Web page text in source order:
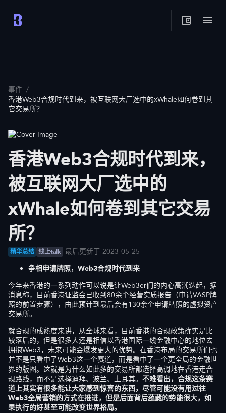
事件 /
香港Web3合规时代到来，被互联网大厂选中的xWhale如何卷到其
它交易所？
香港Web3合规时代到来，
被互联网大厂选中的
xWhale如何卷到其它交易
所？
精华总结 线上talk 最后更新于 2023-05-25
争相申请牌照，Web3合规时代到来
今年来香港的一系列动作可以说是让Web3er们的内心高潮迭起，据
消息称，目前香港证监会已收到80余个经营实质报告（申请VASP牌
照的前置步骤），由此预计到最后会有130余个申请牌照的虚拟资产
交易所。
就合规的成熟度来讲，从全球来看，目前香港的合规政策确实是比
较落后的，但是很多人还是相信以香港国际一线金融中心的地位去
拥抱Web3，未来可能会爆发更大的优势。在香港布局的交易所们也
并不是只看中了Web3这一个赛道，而是看中了一个更全局的金融世
界的版图。这就是为什么如此多的交易所都选择高调地在香港走合
规路线，而不是选择迪拜、波兰、土耳其。 不难看出，合规这条赛
道上其实有很多能让大家感到惊喜的东西，尽管可能没有用过往
Web3全局营销的方式在推进，但是后面背后蕴藏的势能很大，如
果执行的好甚至可能改变世界格局。